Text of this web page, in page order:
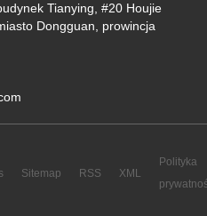
Tianying, #20 Houjie
Dongguan, prowincja
Sitemap RSS XML
Polityka